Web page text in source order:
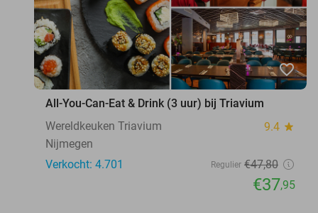
favorite_border
All-You-Can-Eat & Drink (3 uur) bij Triavium
Wereldkeuken Triavium
9.4 star
Nijmegen
Verkocht: 4.701
Regulier €47,80
€37,95